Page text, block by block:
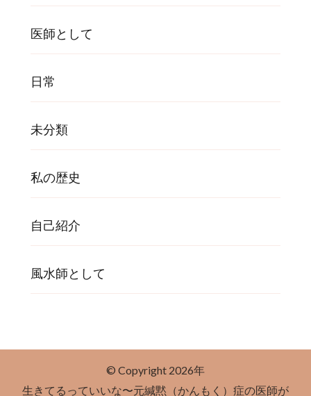
医師として
日常
未分類
私の歴史
自己紹介
風水師として
© Copyright 2026年
生きてるっていいな〜元緘黙（かんもく）症の医師が